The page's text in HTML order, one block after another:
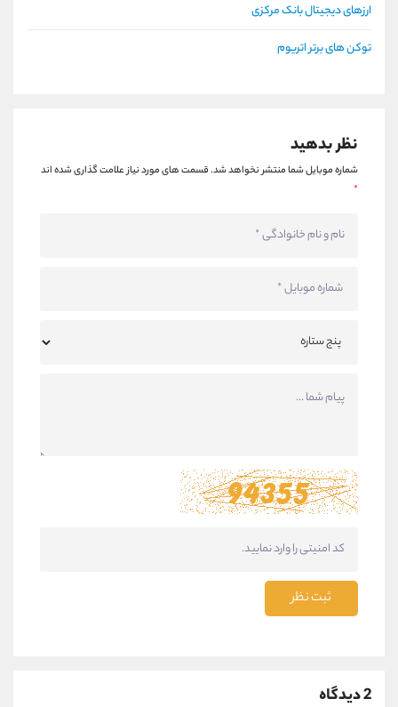
ارزهای دیجیتال بانک مرکزی
توکن های برتر اتریوم
نظر بدهید
شماره موبایل شما منتشر نخواهد شد.قسمت های مورد نیاز علامت گذاری شده اند
*
ثبت نظر
2 دیدگاه